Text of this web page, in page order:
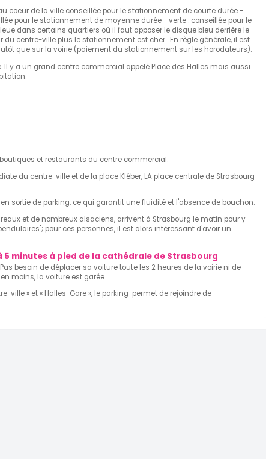
coeur de la ville conseillée pour le stationnement de courte durée -
pour le stationnement de moyenne durée - verte : conseillée pour le
dans certains quartiers où il faut apposer le disque bleu derrière le
centre-ville plus le stationnement est cher. En règle générale, il est
que sur la voirie (paiement du stationnement sur les horodateurs).
Il y a un grand centre commercial appelé Place des Halles mais aussi
et restaurants du centre commercial.
du centre-ville et de la place Kléber, LA place centrale de Strasbourg
sortie de parking, ce qui garantit une fluidité et l'absence de bouchon.
et de nombreux alsaciens, arrivent à Strasbourg le matin pour y
pour ces personnes, il est alors intéressant d'avoir un
5 minutes à pied de la cathédrale de Strasbourg
besoin de déplacer sa voiture toute les 2 heures de la voirie ni de
moins, la voiture est garée.
ville » et « Halles-Gare », le parking permet de rejoindre de